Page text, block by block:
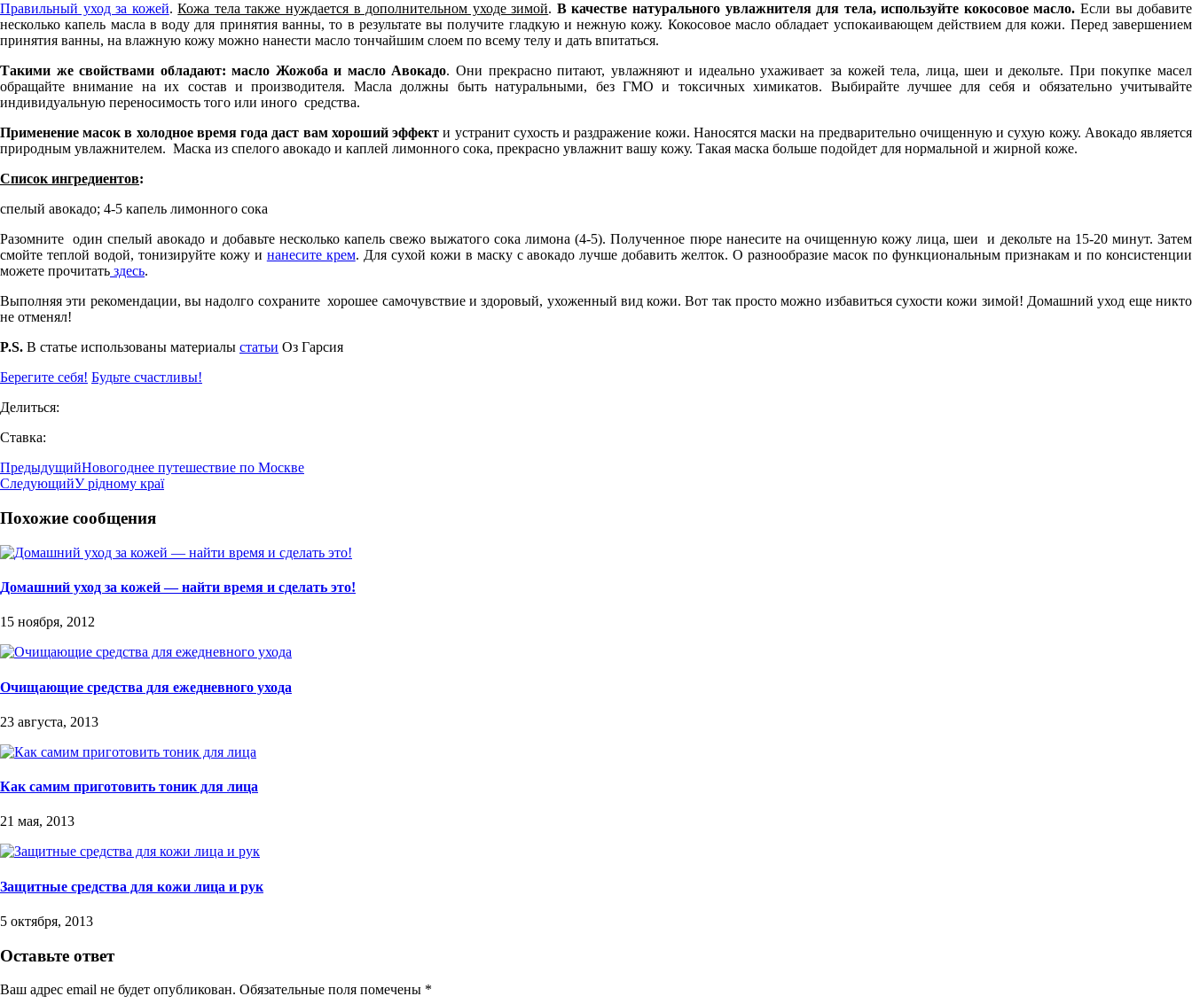
Правильный уход за кожей.Кожа тела также нуждается в дополнительном уходе зимой. В качестве натурального увлажнителя для тела, используйте кокосовое масло. Если вы добавите
несколько капель масла в воду для принятия ванны, то в результате вы получите гладкую и нежную кожу. Кокосовое масло обладает успокаивающем действием для кожи. Перед завершением
принятия ванны, на влажную кожу можно нанести масло тончайшим слоем по всему телу и дать впитаться.
Такими же свойствами обладают: масло Жожоба и масло Авокадо. Они прекрасно питают, увлажняют и идеально ухаживает за кожей тела, лица, шеи и декольте. При покупке масел
обращайте внимание на их состав и производителя. Масла должны быть натуральными, без ГМО и токсичных химикатов. Выбирайте лучшее для себя и обязательно учитывайте
индивидуальную переносимость того или иного средства.
Применение масок в холодное время года даст вам хороший эффект и устранит сухость и раздражение кожи. Наносятся маски на предварительно очищенную и сухую кожу. Авокадо является
природным увлажнителем. Маска из спелого авокадо и каплей лимонного сока, прекрасно увлажнит вашу кожу. Такая маска больше подойдет для нормальной и жирной коже.
Список ингредиентов:
спелый авокадо; 4-5 капель лимонного сока
Разомните один спелый авокадо и добавьте несколько капель свежо выжатого сока лимона (4-5). Полученное пюре нанесите на очищенную кожу лица, шеи и декольте на 15-20 минут. Затем
смойте теплой водой, тонизируйте кожу и нанесите крем. Для сухой кожи в маску с авокадо лучше добавить желток. О разнообразие масок по функциональным признакам и по консистенции
можете прочитать здесь.
Выполняя эти рекомендации, вы надолго сохраните хорошее самочувствие и здоровый, ухоженный вид кожи. Вот так просто можно избавиться сухости кожи зимой! Домашний уход еще никто
не отменял!
P.S. В статье использованы материалы статьи Оз Гарсия
Берегите себя! Будьте счастливы!
Делиться:
Ставка:
ПредыдущийНовогоднее путешествие по Москве
СледующийУ рідному краї
Похожие сообщения
Домашний уход за кожей — найти время и сделать это!
15 ноября, 2012
Очищающие средства для ежедневного ухода
23 августа, 2013
Как самим приготовить тоник для лица
21 мая, 2013
Защитные средства для кожи лица и рук
5 октября, 2013
Оставьте ответ
Ваш адрес email не будет опубликован. Обязательные поля помечены *